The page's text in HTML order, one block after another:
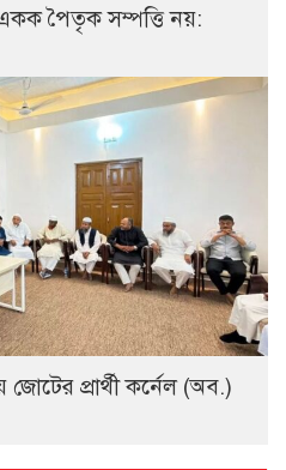
পৈতৃক সম্পত্তি নয়:
জোটের প্রার্থী কর্নেল (অব.)